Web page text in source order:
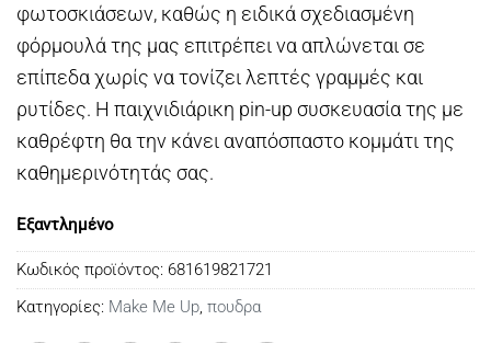
φωτοσκιάσεων, καθώς η ειδικά σχεδιασμένη
φόρμουλά της μας επιτρέπει να απλώνεται σε
επίπεδα χωρίς να τονίζει λεπτές γραμμές και
ρυτίδες. Η παιχνιδιάρικη pin-up συσκευασία της με
καθρέφτη θα την κάνει αναπόσπαστο κομμάτι της
καθημερινότητάς σας.
Εξαντλημένο
Κωδικός προϊόντος: 681619821721
Κατηγορίες: Make Me Up, πουδρα